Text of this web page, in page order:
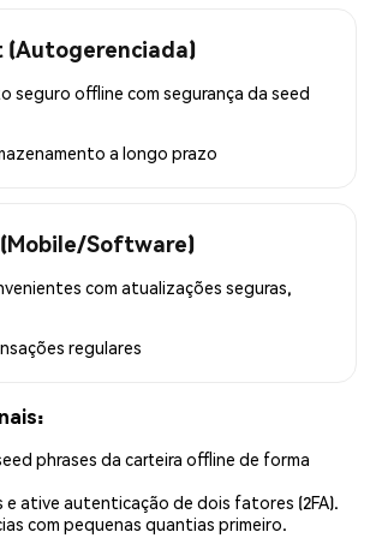
(Autogerenciada)
seguro offline com segurança da seed
a longo prazo
Software)
com atualizações seguras,
regulares
phrases da carteira offline de forma
e ative autenticação de dois fatores (2FA).
com pequenas quantias primeiro.